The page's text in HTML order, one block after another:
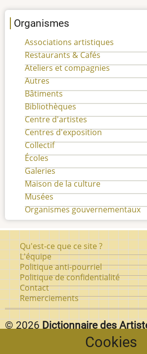
Organismes
Associations artistiques
Restaurants & Cafés
Ateliers et compagnies
Autres
Bâtiments
Bibliothèques
Centre d'artistes
Centres d'exposition
Collectif
Écoles
Galeries
Maison de la culture
Musées
Organismes gouvernementaux
Pied
de
page
Qu'est-ce que ce site ?
L'équipe
Politique anti-pourriel
Politique de confidentialité
Contact
Remerciements
© 2026 Dictionnaire des
Cookies